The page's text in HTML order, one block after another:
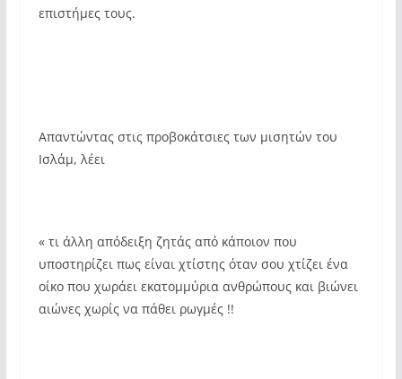
επιστήμες τους.
Απαντώντας στις προβοκάτσιες των μισητών του
Ισλάμ, λέει
« τι άλλη απόδειξη ζητάς από κάποιον που
υποστηρίζει πως είναι χτίστης όταν σου χτίζει ένα
οίκο που χωράει εκατομμύρια ανθρώπους και βιώνει
αιώνες χωρίς να πάθει ρωγμές !!